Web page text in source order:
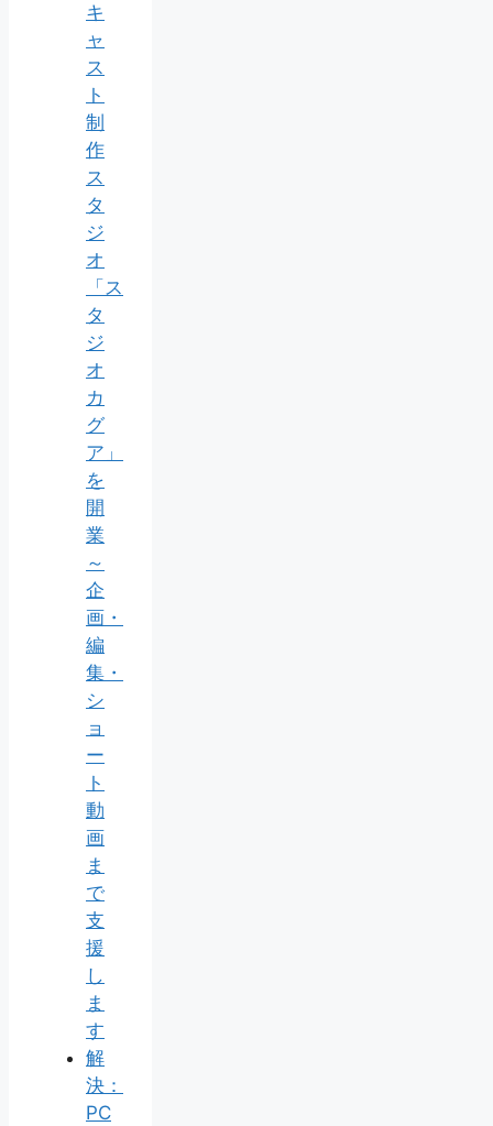
キ
ャ
ス
ト
制
作
ス
タ
ジ
オ
「ス
タ
ジ
オ
カ
グ
ア」
を
開
業
～
企
画・
編
集・
シ
ョ
ー
ト
動
画
ま
で
支
援
し
ま
す
解
決：
PC